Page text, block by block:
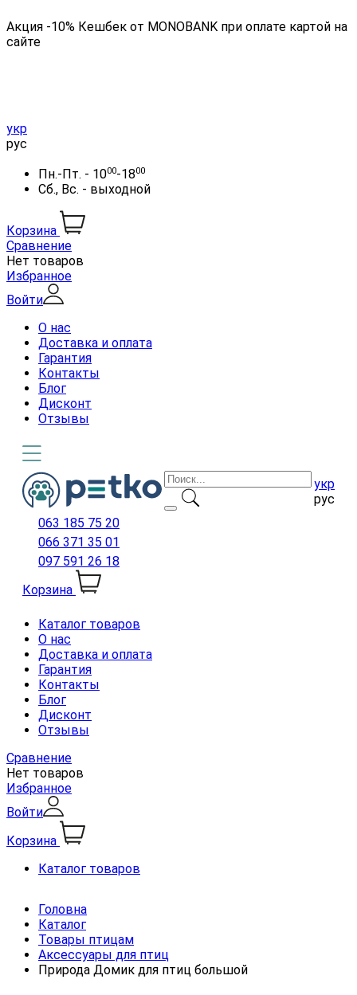
Акция -10% Кешбек от MONOBANK при оплате картой на
сайте
укр
рус
Пн.-Пт. - 1000-1800
Сб., Вс. - выходной
Корзина
Сравнение
Нет товаров
Избранное
Войти
О нас
Доставка и оплата
Гарантия
Контакты
Блог
Дисконт
Отзывы
укр
рус
063 185 75 20
066 371 35 01
097 591 26 18
Корзина
Каталог товаров
О нас
Доставка и оплата
Гарантия
Контакты
Блог
Дисконт
Отзывы
Сравнение
Нет товаров
Избранное
Войти
Корзина
Каталог товаров
Головна
Каталог
Товары птицам
Аксессуары для птиц
Природа Домик для птиц большой